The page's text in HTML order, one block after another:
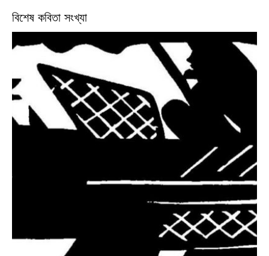
বিশেষ কবিতা সংখ্যা